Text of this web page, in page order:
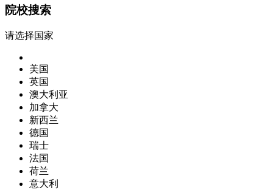
院校搜索
请选择国家
美国
英国
澳大利亚
加拿大
新西兰
德国
瑞士
法国
荷兰
意大利